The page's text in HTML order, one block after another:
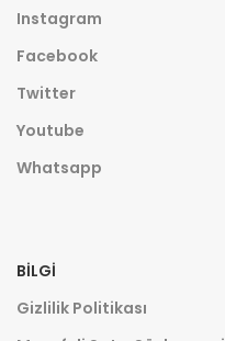
Instagram
Facebook
Twitter
Youtube
Whatsapp
BILGI
Gizlilik Politikası